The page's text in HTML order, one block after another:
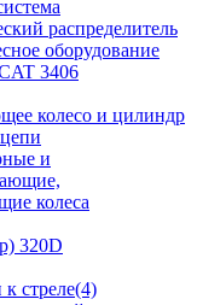
распределитель
оборудование
3406
колесо и цилиндр
и
колеса
320D
стреле(4)